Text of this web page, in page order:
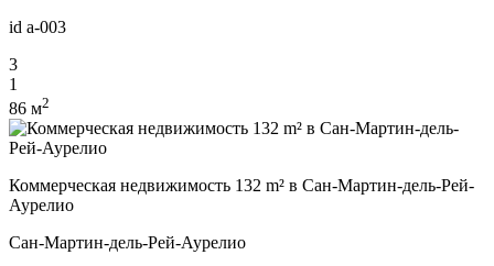
id a-003
3
1
86 м2
Коммерческая недвижимость 132 m² в Сан-Мартин-дель-Рей-
Аурелио
Сан-Мартин-дель-Рей-Аурелио